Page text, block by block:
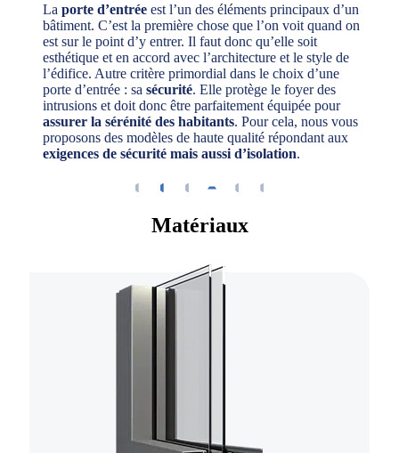
La porte d’entrée est l’un des éléments principaux d’un
bâtiment. C’est la première chose que l’on voit quand on
est sur le point d’y entrer. Il faut donc qu’elle soit
esthétique et en accord avec l’architecture et le style de
l’édifice. Autre critère primordial dans le choix d’une
porte d’entrée : sa sécurité. Elle protège le foyer des
intrusions et doit donc être parfaitement équipée pour
assurer la sérénité des habitants. Pour cela, nous vous
proposons des modèles de haute qualité répondant aux
exigences de sécurité mais aussi d’isolation.
Matériaux